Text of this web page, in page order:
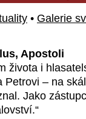
• Galerie
Apostoli
života i
Petrovi – na
Jako